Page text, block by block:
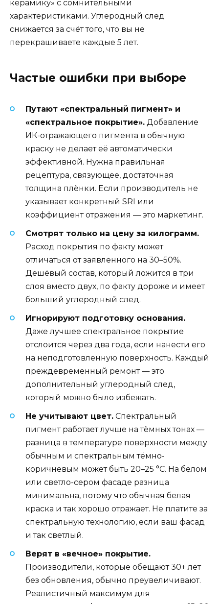
керамику» с сомнительными
характеристиками. Углеродный след
снижается за счёт того, что вы не
перекрашиваете каждые 5 лет.
Частые ошибки при выборе
Путают «спектральный пигмент» и
«спектральное покрытие». Добавление
ИК-отражающего пигмента в обычную
краску не делает её автоматически
эффективной. Нужна правильная
рецептура, связующее, достаточная
толщина плёнки. Если производитель не
указывает конкретный SRI или
коэффициент отражения — это маркетинг.
Смотрят только на цену за килограмм.
Расход покрытия по факту может
отличаться от заявленного на 30–50%.
Дешёвый состав, который ложится в три
слоя вместо двух, по факту дороже и имеет
больший углеродный след.
Игнорируют подготовку основания.
Даже лучшее спектральное покрытие
отслоится через два года, если нанести его
на неподготовленную поверхность. Каждый
преждевременный ремонт — это
дополнительный углеродный след,
который можно было избежать.
Не учитывают цвет. Спектральный
пигмент работает лучше на тёмных тонах —
разница в температуре поверхности между
обычным и спектральным тёмно-
коричневым может быть 20–25 °C. На белом
или светло-сером фасаде разница
минимальна, потому что обычная белая
краска и так хорошо отражает. Не платите за
спектральную технологию, если ваш фасад
и так светлый.
Верят в «вечное» покрытие.
Производители, которые обещают 30+ лет
без обновления, обычно преувеличивают.
Реалистичный максимум для